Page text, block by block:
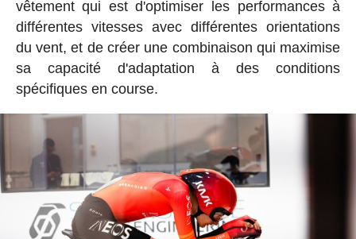
vêtement qui est d'optimiser les performances à
différentes vitesses avec différentes orientations
du vent, et de créer une combinaison qui maximise
sa capacité d'adaptation à des conditions
spécifiques en course.